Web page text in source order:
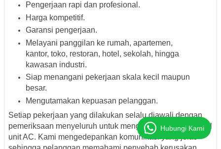
Pengerjaan rapi dan profesional.
Harga kompetitif.
Garansi pengerjaan.
Melayani panggilan ke rumah, apartemen,
kantor, toko, restoran, hotel, sekolah, hingga
kawasan industri.
Siap menangani pekerjaan skala kecil maupun
besar.
Mengutamakan kepuasan pelanggan.
Setiap pekerjaan yang dilakukan selalu diawali dengan
pemeriksaan menyeluruh untuk mengetahui kondisi aktual
unit AC. Kami mengedepankan komunikasi yang jelas
Hubungi Kami